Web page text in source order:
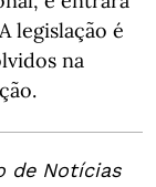
legislação é
na
de Notícias